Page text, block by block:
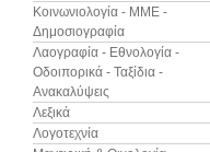
Κοινωνιολογία - ΜΜΕ -
Δημοσιογραφία
Λαογραφία - Εθνολογία -
Οδοιπορικά - Ταξίδια -
Ανακαλύψεις
Λεξικά
Λογοτεχνία